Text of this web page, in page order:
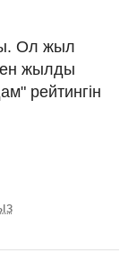
Ол жыл
жылды
рейтингін